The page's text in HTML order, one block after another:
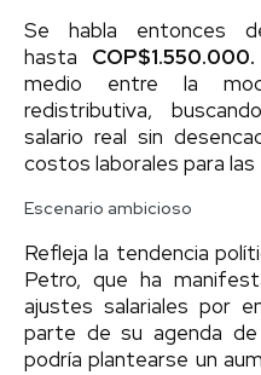
Se habla entonces
hasta COP$1.550.000.
medio entre la
redistributiva,
salario real sin
costos laborales para las
Escenario ambicioso
Refleja la tendencia
Petro, que ha
ajustes salariales por
parte de su agenda
podría plantearse un